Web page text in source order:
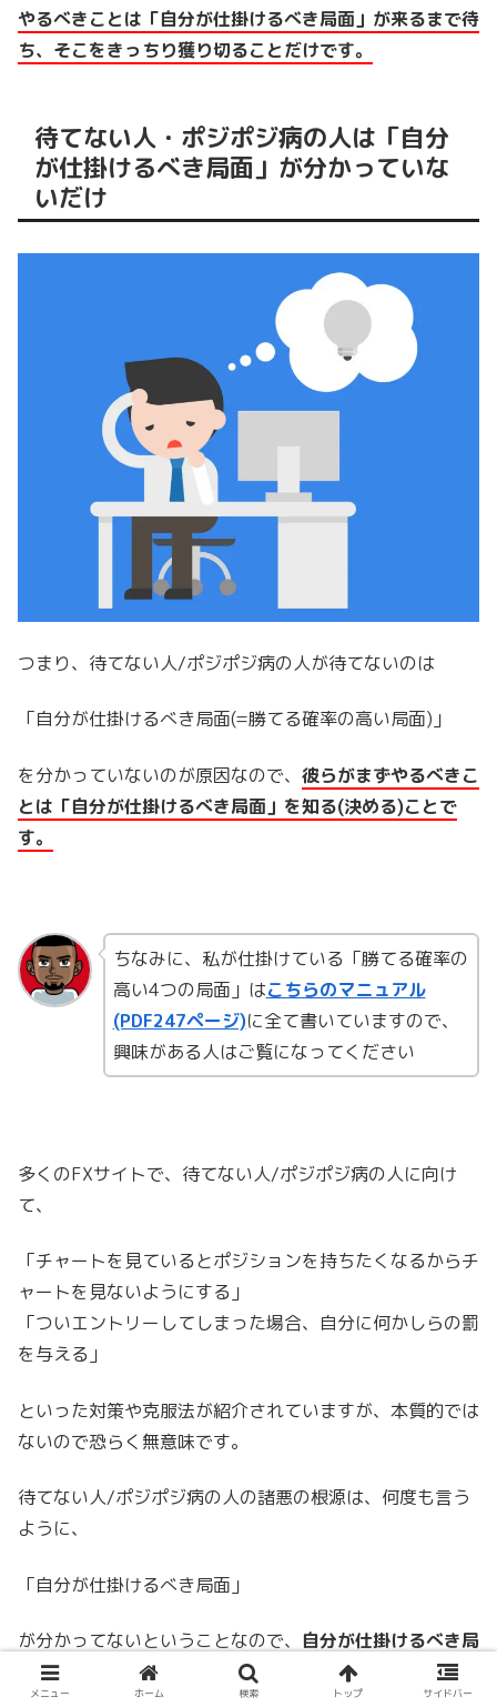
やるべきことは「自分が仕掛けるべき局面」が来るまで待
ち、そこをきっちり獲り切ることだけです。
待てない人・ポジポジ病の人は「自分
が仕掛けるべき局面」が分かっていな
いだけ
つまり、待てない人/ポジポジ病の人が待てないのは
「自分が仕掛けるべき局面(=勝てる確率の高い局面)」
を分かっていないのが原因なので、 彼らがまずやるべきこ
とは「自分が仕掛けるべき局面」を知る(決める)ことで
す。
ちなみに、私が仕掛けている「勝てる確率の
高い4つの局面」はこちらのマニュアル
(PDF247ページ)に全て書いていますので、
興味がある人はご覧になってください
多くのFXサイトで、待てない人/ポジポジ病の人に向け
て、
「チャートを見ているとポジションを持ちたくなるからチ
ャートを見ないようにする」
「ついエントリーしてしまった場合、自分に何かしらの罰
を与える」
といった対策や克服法が紹介されていますが、本質的では
ないので恐らく無意味です。
待てない人/ポジポジ病の人の諸悪の根源は、何度も言う
ように、
「自分が仕掛けるべき局面」
が分かってないということなので、 自分が仕掛けるべき局
面を知ること以外に解決策はないのです。
メニュー ホーム 検索 トップ サイドバー